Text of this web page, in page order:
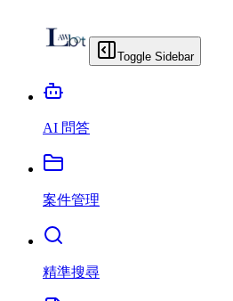
Toggle Sidebar
AI 問答
案件管理
精準搜尋